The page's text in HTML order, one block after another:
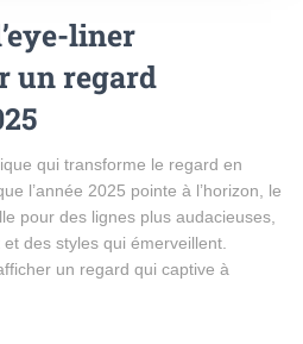
liner
un regard
qui transforme le regard en
l’année 2025 pointe à l’horizon, le
pour des lignes plus audacieuses,
des styles qui émerveillent.
un regard qui captive à